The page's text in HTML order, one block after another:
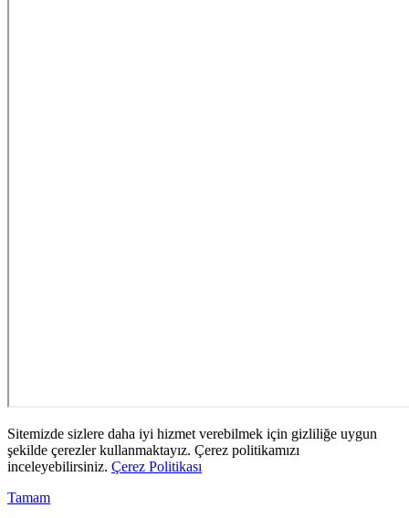
Sitemizde sizlere daha iyi hizmet verebilmek için gizliliğe uygun
şekilde çerezler kullanmaktayız. Çerez politikamızı
inceleyebilirsiniz. Çerez Politikası
Tamam